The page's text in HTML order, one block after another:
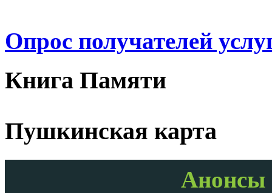
Опрос получателей
Книга Памяти
Пушкинская карта
Анонсы